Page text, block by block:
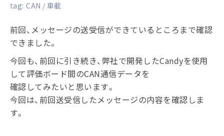
tag: CAN 車載
前回、メッセージの送受信ができているところまで確認
できました。
今回も、前回に引き続き、弊社で開発したCandyを使用
して評価ボード間のCAN通信データを
確認してみたいと思います。
今回は、前回送受信したメッセージの内容を確認しま
す。